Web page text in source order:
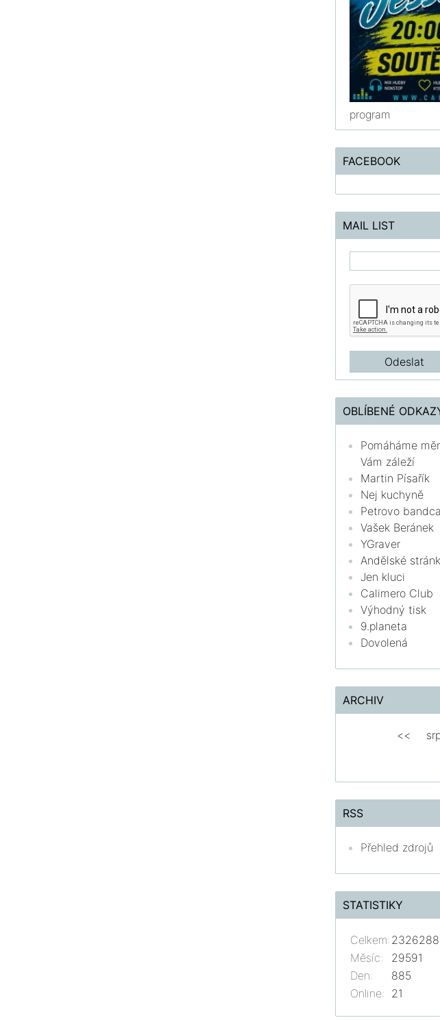
program
FACEBOOK
MAIL LIST
OBLÍBENÉ
Pomáháme
Vám záleží
Martin Písařík
Nej kuchyně
Petrovo
Vašek Beránek
YGraver
Andělské
Jen kluci
Calimero Club
Výhodný tisk
9.planeta
Dovolená
ARCHIV
<<
RSS
Přehled zdrojů
STATISTIKY
Online: 21
Celkem: 2326288
Měsíc:
29591
Den:
885